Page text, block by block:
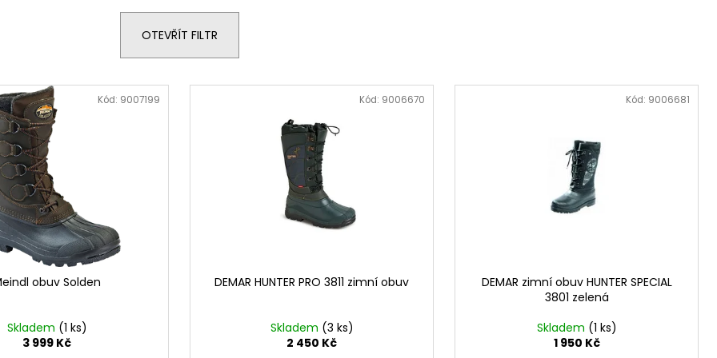
OTEVŘÍT FILTR
obuv Solden
Skladem (1 ks)
3 999 Kč
Kód: 9007199
DEMAR HUNTER PRO 3811 zimní obuv
Skladem (3 ks)
2 450 Kč
Kód: 9006670
DEMAR zimní obuv HUNTER SPECIAL
3801 zelená
Skladem (1 ks)
1 950 Kč
Kód: 9006681